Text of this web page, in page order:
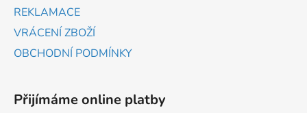
REKLAMACE
VRÁCENÍ ZBOŽÍ
OBCHODNÍ PODMÍNKY
Přijímáme online platby